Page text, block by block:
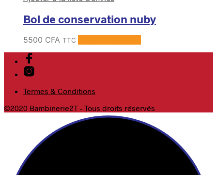
Bol de conservation nuby
5500 CFA TTC
Termes & Conditions
©2020 Bambinerie2T - Tous droits réservés